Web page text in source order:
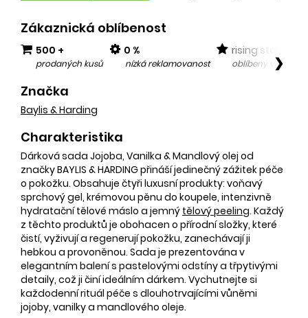
Zákaznická oblíbenost
500 +
prodaných kusů
0 %
nízká reklamovanost
rising star
oblíbený v❯
Značka
Baylis & Harding
Charakteristika
Dárková sada Jojoba, Vanilka & Mandlový olej od
značky BAYLIS & HARDING přináší jedinečný zážitek péče
o pokožku. Obsahuje čtyři luxusní produkty: voňavý
sprchový gel, krémovou pěnu do koupele, intenzivně
hydratační tělové máslo a jemný tělový peeling. Každý
z těchto produktů je obohacen o přírodní složky, které
čistí, vyživují a regenerují pokožku, zanechávají ji
hebkou a provoněnou. Sada je prezentována v
elegantním balení s pastelovými odstíny a třpytivými
detaily, což ji činí ideálním dárkem. Vychutnejte si
každodenní rituál péče s dlouhotrvajícími vůněmi
jojoby, vanilky a mandlového oleje.